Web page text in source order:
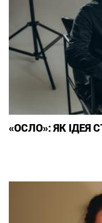
«ОСЛО»: ЯК